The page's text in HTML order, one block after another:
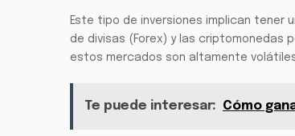
Este tipo de inversiones implican tener
de divisas (Forex) y las criptomonedas
estos mercados son altamente
Te puede interesar: Cómo